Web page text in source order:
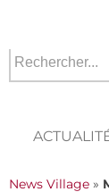
News Village »